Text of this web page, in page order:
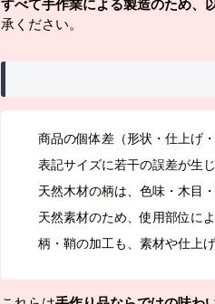
すべて手作業による製造のため、
承ください。
商品の個体差（形状・仕上げ
表記サイズに若干の誤差が生
天然木材の柄は、色味・木目
天然素材のため、使用部位に
柄・鞘の加工も、素材や仕上